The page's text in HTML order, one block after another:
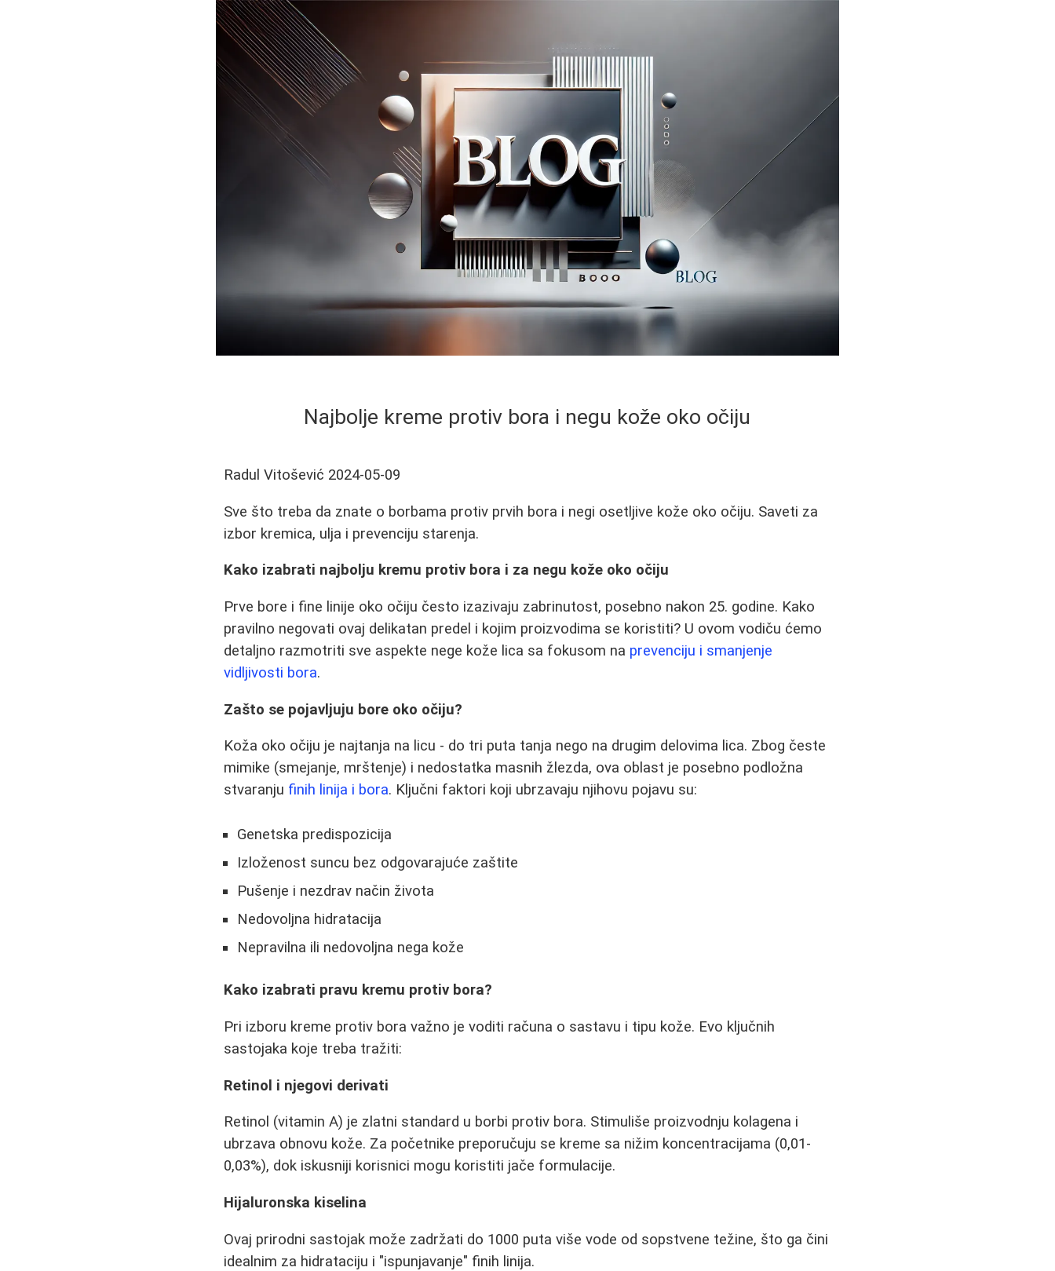
Najbolje kreme protiv bora i negu kože oko očiju
Radul Vitošević 2024-05-09
Sve što treba da znate o borbama protiv prvih bora i negi osetljive kože oko očiju. Saveti za
izbor kremica, ulja i prevenciju starenja.
Kako izabrati najbolju kremu protiv bora i za negu kože oko očiju
Prve bore i fine linije oko očiju često izazivaju zabrinutost, posebno nakon 25. godine. Kako
pravilno negovati ovaj delikatan predel i kojim proizvodima se koristiti? U ovom vodiču ćemo
detaljno razmotriti sve aspekte nege kože lica sa fokusom na prevenciju i smanjenje
vidljivosti bora.
Zašto se pojavljuju bore oko očiju?
Koža oko očiju je najtanja na licu - do tri puta tanja nego na drugim delovima lica. Zbog česte
mimike (smejanje, mrštenje) i nedostatka masnih žlezda, ova oblast je posebno podložna
stvaranju finih linija i bora. Ključni faktori koji ubrzavaju njihovu pojavu su:
Genetska predispozicija
Izloženost suncu bez odgovarajuće zaštite
Pušenje i nezdrav način života
Nedovoljna hidratacija
Nepravilna ili nedovoljna nega kože
Kako izabrati pravu kremu protiv bora?
Pri izboru kreme protiv bora važno je voditi računa o sastavu i tipu kože. Evo ključnih
sastojaka koje treba tražiti:
Retinol i njegovi derivati
Retinol (vitamin A) je zlatni standard u borbi protiv bora. Stimuliše proizvodnju kolagena i
ubrzava obnovu kože. Za početnike preporučuju se kreme sa nižim koncentracijama (0,01-
0,03%), dok iskusniji korisnici mogu koristiti jače formulacije.
Hijaluronska kiselina
Ovaj prirodni sastojak može zadržati do 1000 puta više vode od sopstvene težine, što ga čini
idealnim za hidrataciju i "ispunjavanje" finih linija.